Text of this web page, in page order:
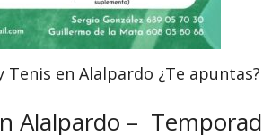
Tenis en Alalpardo ¿Te apuntas?
Alalpardo –